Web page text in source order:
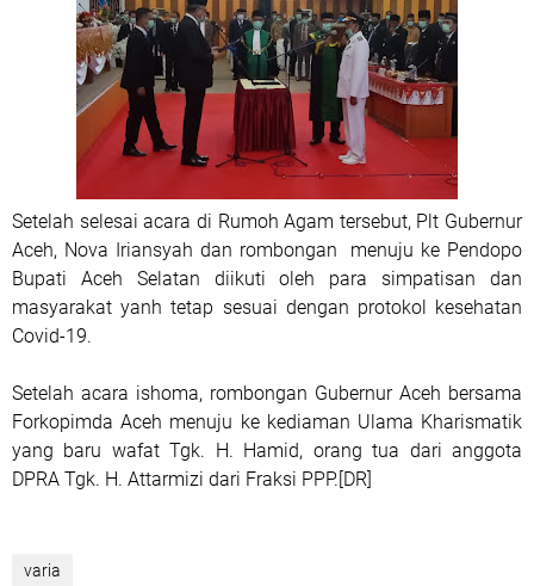
Setelah selesai acara di Rumoh Agam tersebut, Plt Gubernur
Aceh, Nova Iriansyah dan rombongan menuju ke Pendopo
Bupati Aceh Selatan diikuti oleh para simpatisan dan
masyarakat yanh tetap sesuai dengan protokol kesehatan
Covid-19.
Setelah acara ishoma, rombongan Gubernur Aceh bersama
Forkopimda Aceh menuju ke kediaman Ulama Kharismatik
yang baru wafat Tgk. H. Hamid, orang tua dari anggota
DPRA Tgk. H. Attarmizi dari Fraksi PPP.[DR]
varia